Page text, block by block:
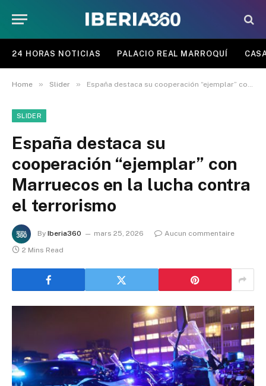
24 HORAS NOTICIAS PALACIO REAL MARROQUÍ
Home » Slider » España destaca su cooperación “ejemplar” con Marruecos en la lucha contra el terrorismo
SLIDER
España destaca su
cooperación “ejemplar” con
Marruecos en la lucha contra
el terrorismo
By Iberia360 mars 25, 2026
Aucun commentaire
2 Mins Read